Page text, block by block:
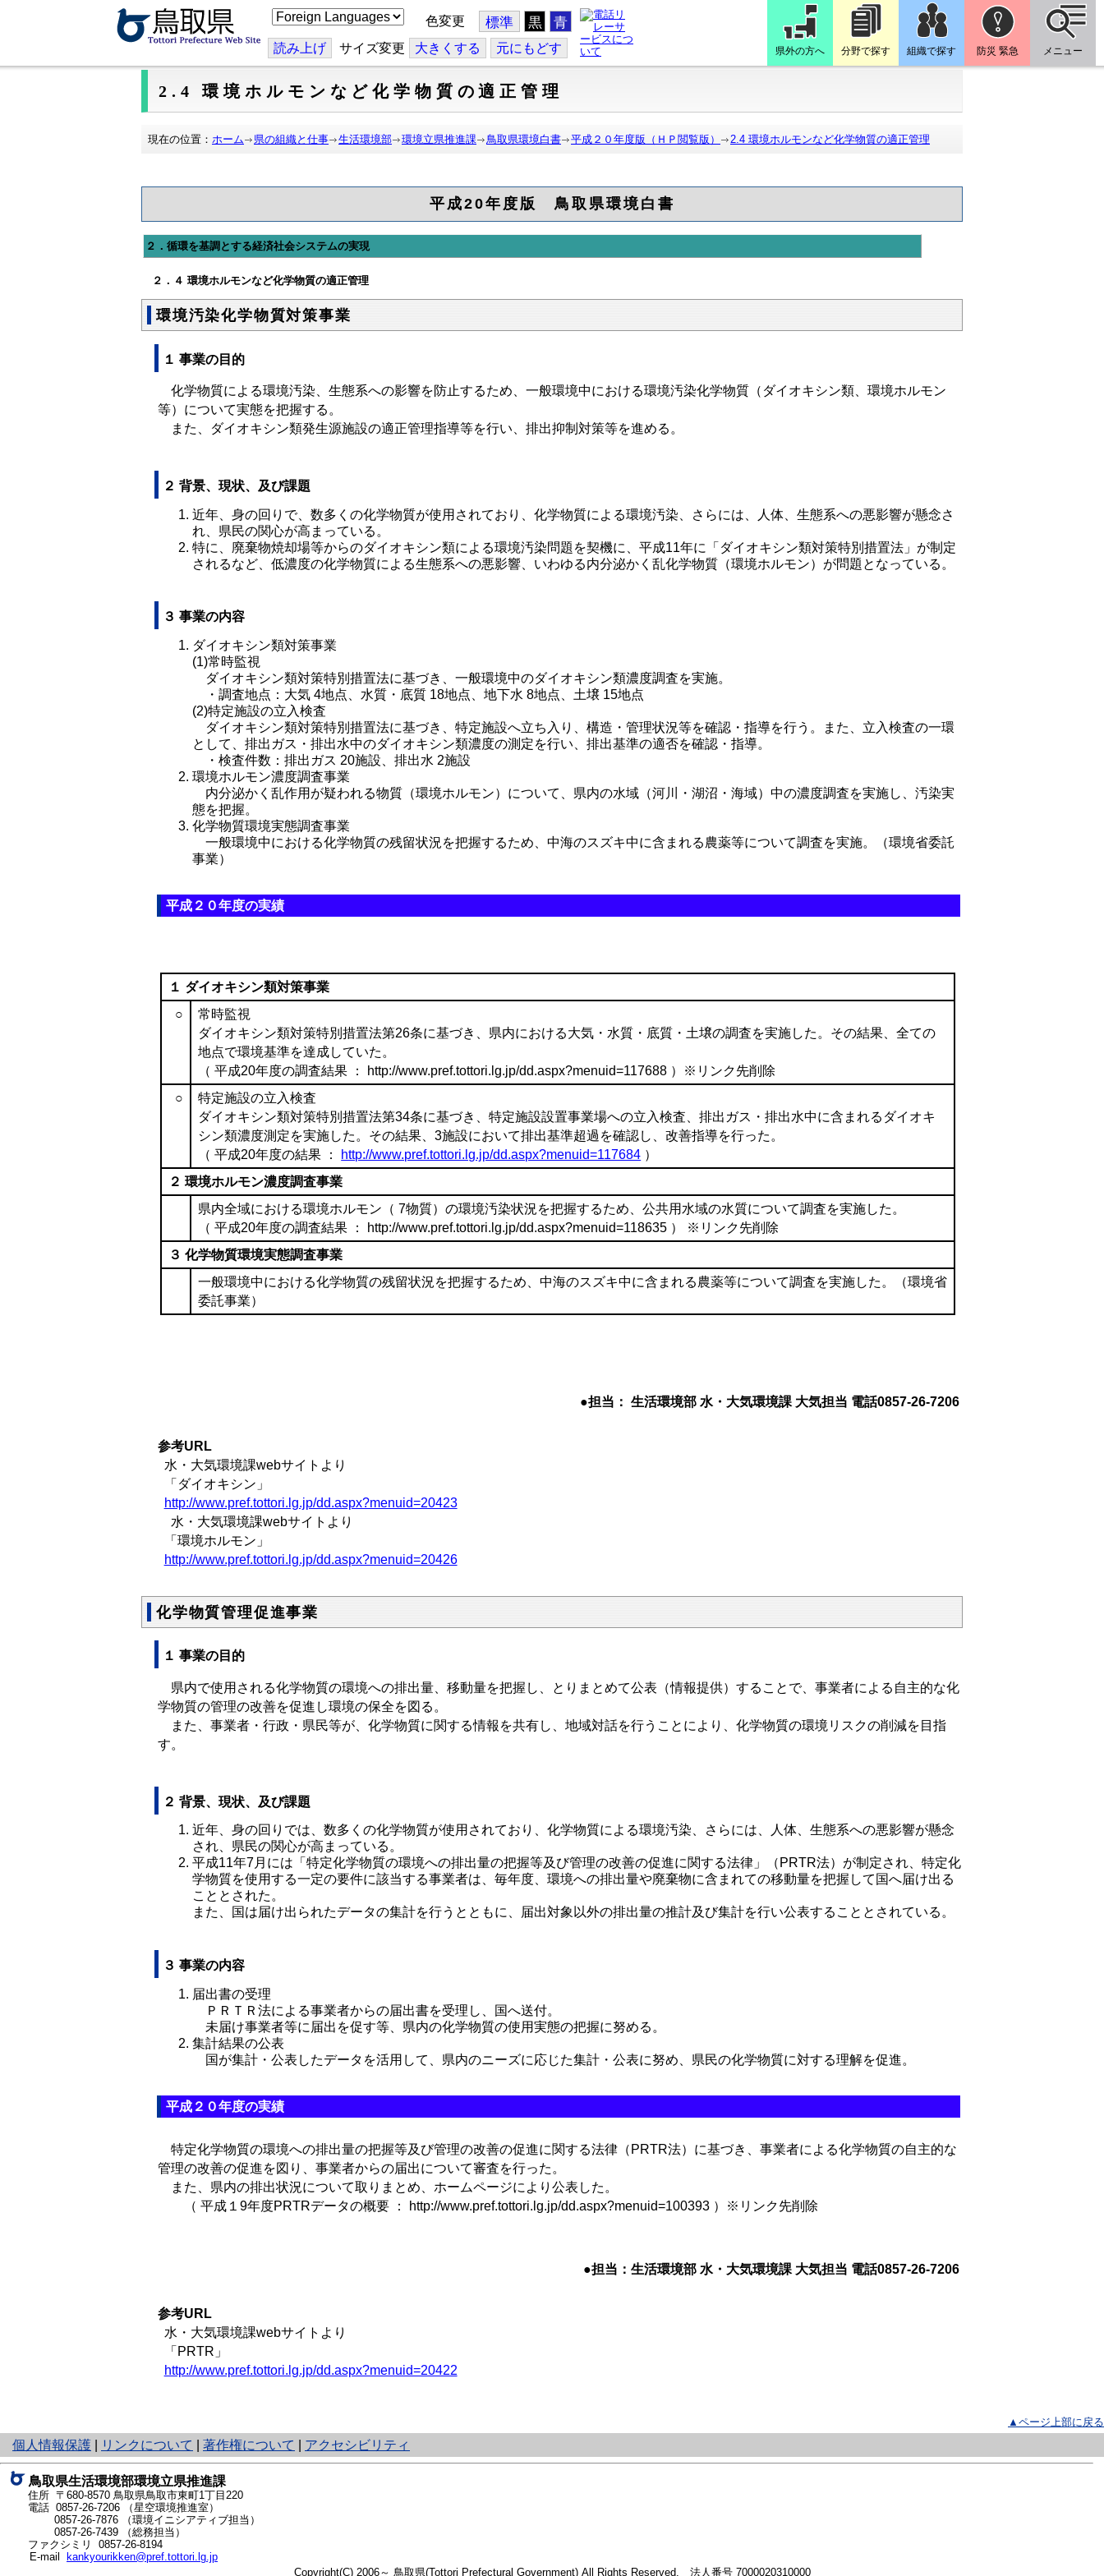
こ
の
ジ
を
翻
訳
色変更 標準 黒 青
読み上げ サイズ変更 大きくする 元にもどす 県外の方へ 分野で探す 組織で探す 防災 緊急 メニュー
2.4 環境ホルモンなど化学物質の適正管理
現在の位置： ホーム 県の組織と仕事 生活環境部 環境立県推進課 鳥取県環境白書 平成２０年度版（ＨＰ閲覧版） 2.4 環境ホルモンなど化学物質の適正管理
平成20年度版 鳥取県環境白書
２．循環を基調とする経済社会システムの実現
２．４ 環境ホルモンなど化学物質の適正管理
環境汚染化学物質対策事業
１ 事業の目的
化学物質による環境汚染、生態系への影響を防止するため、一般環境中における環境汚染化学物質（ダイオキシン類、環境ホルモン
等）について実態を把握する。
また、ダイオキシン類発生源施設の適正管理指導等を行い、排出抑制対策等を進める。
２ 背景、現状、及び課題
近年、身の回りで、数多くの化学物質が使用されており、化学物質による環境汚染、さらには、人体、生態系への悪影響が懸念さ
れ、県民の関心が高まっている。
特に、廃棄物焼却場等からのダイオキシン類による環境汚染問題を契機に、平成11年に「ダイオキシン類対策特別措置法」が制定
されるなど、低濃度の化学物質による生態系への悪影響、いわゆる内分泌かく乱化学物質（環境ホルモン）が問題となっている。
３ 事業の内容
ダイオキシン類対策事業
(1)常時監視
ダイオキシン類対策特別措置法に基づき、一般環境中のダイオキシン類濃度調査を実施。
・調査地点：大気 4地点、水質・底質 18地点、地下水 8地点、土壌 15地点
(2)特定施設の立入検査
ダイオキシン類対策特別措置法に基づき、特定施設へ立ち入り、構造・管理状況等を確認・指導を行う。また、立入検査の一環
として、排出ガス・排出水中のダイオキシン類濃度の測定を行い、排出基準の適否を確認・指導。
・検査件数：排出ガス 20施設、排出水 2施設
環境ホルモン濃度調査事業
内分泌かく乱作用が疑われる物質（環境ホルモン）について、県内の水域（河川・湖沼・海域）中の濃度調査を実施し、汚染実
態を把握。
化学物質環境実態調査事業
一般環境中における化学物質の残留状況を把握するため、中海のスズキ中に含まれる農薬等について調査を実施。（環境省委託
事業）
平成２０年度の実績
１ ダイオキシン類対策事業
○
常時監視
ダイオキシン類対策特別措置法第26条に基づき、県内における大気・水質・底質・土壌の調査を実施した。その結果、全ての
地点で環境基準を達成していた。
（ 平成20年度の調査結果 ： http://www.pref.tottori.lg.jp/dd.aspx?menuid=117688 ）※リンク先削除
○
特定施設の立入検査
ダイオキシン類対策特別措置法第34条に基づき、特定施設設置事業場への立入検査、排出ガス・排出水中に含まれるダイオキ
シン類濃度測定を実施した。その結果、3施設において排出基準超過を確認し、改善指導を行った。
（ 平成20年度の結果 ：
http://www.pref.tottori.lg.jp/dd.aspx?menuid=117684 ）
２ 環境ホルモン濃度調査事業
県内全域における環境ホルモン（ 7物質）の環境汚染状況を把握するため、公共用水域の水質について調査を実施した。
（ 平成20年度の調査結果 ： http://www.pref.tottori.lg.jp/dd.aspx?menuid=118635 ） ※リンク先削除
３ 化学物質環境実態調査事業
一般環境中における化学物質の残留状況を把握するため、中海のスズキ中に含まれる農薬等について調査を実施した。（環境省
委託事業）
●担当： 生活環境部 水・大気環境課 大気担当 電話0857-26-7206
参考URL
水・大気環境課webサイトより
「ダイオキシン」
http://www.pref.tottori.lg.jp/dd.aspx?menuid=20423
水・大気環境課webサイトより
「環境ホルモン」
http://www.pref.tottori.lg.jp/dd.aspx?menuid=20426
化学物質管理促進事業
１ 事業の目的
県内で使用される化学物質の環境への排出量、移動量を把握し、とりまとめて公表（情報提供）することで、事業者による自主的な化
学物質の管理の改善を促進し環境の保全を図る。
また、事業者・行政・県民等が、化学物質に関する情報を共有し、地域対話を行うことにより、化学物質の環境リスクの削減を目指
す。
２ 背景、現状、及び課題
近年、身の回りでは、数多くの化学物質が使用されており、化学物質による環境汚染、さらには、人体、生態系への悪影響が懸念
され、県民の関心が高まっている。
平成11年7月には「特定化学物質の環境への排出量の把握等及び管理の改善の促進に関する法律」（PRTR法）が制定され、特定化
学物質を使用する一定の要件に該当する事業者は、毎年度、環境への排出量や廃棄物に含まれての移動量を把握して国へ届け出る
こととされた。
また、国は届け出られたデータの集計を行うとともに、届出対象以外の排出量の推計及び集計を行い公表することとされている。
３ 事業の内容
届出書の受理
ＰＲＴＲ法による事業者からの届出書を受理し、国へ送付。
未届け事業者等に届出を促す等、県内の化学物質の使用実態の把握に努める。
集計結果の公表
国が集計・公表したデータを活用して、県内のニーズに応じた集計・公表に努め、県民の化学物質に対する理解を促進。
平成２０年度の実績
特定化学物質の環境への排出量の把握等及び管理の改善の促進に関する法律（PRTR法）に基づき、事業者による化学物質の自主的な
管理の改善の促進を図り、事業者からの届出について審査を行った。
また、県内の排出状況について取りまとめ、ホームページにより公表した。
（ 平成１9年度PRTRデータの概要 ： http://www.pref.tottori.lg.jp/dd.aspx?menuid=100393 ）※リンク先削除
●担当：生活環境部 水・大気環境課 大気担当 電話0857-26-7206
参考URL
水・大気環境課webサイトより
「PRTR」
http://www.pref.tottori.lg.jp/dd.aspx?menuid=20422
▲ページ上部に戻る
個人情報保護
と
り
ネ
ッ
ト
へ
の
リンクについて 著作権について アクセシビリティ
鳥取県生活環境部環境立県推進課
住所 〒680-8570 鳥取県鳥取市東町1丁目220
電話 0857-26-7206
（星空環境推進室）
0857-26-7876
（環境イニシアティブ担当）
0857-26-7439
（総務担当）
ファクシミリ 0857-26-8194
E-mail
kankyourikken@pref.tottori.lg.jp
Copyright(C) 2006～ 鳥取県(Tottori Prefectural Government) All Rights Reserved. 法人番号 7000020310000